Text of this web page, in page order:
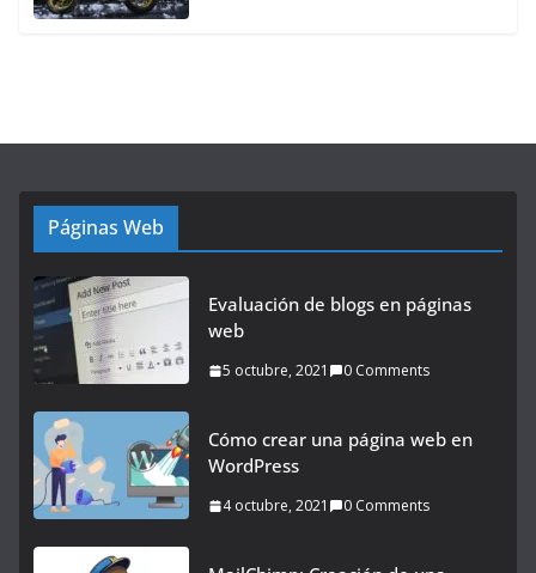
Páginas Web
Evaluación de blogs en páginas
web
5 octubre, 2021 0 Comments
Cómo crear una página web en
WordPress
4 octubre, 2021 0 Comments